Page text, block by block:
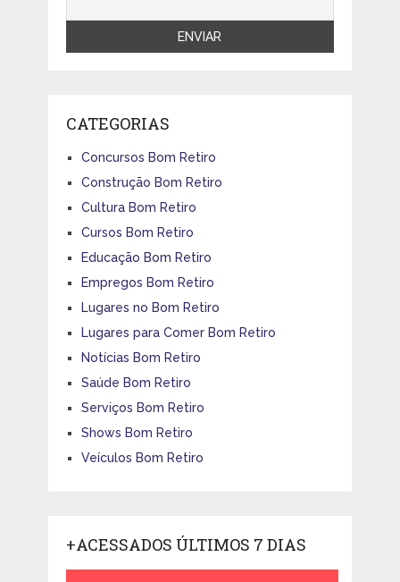
CATEGORIAS
Concursos Bom Retiro
Construção Bom Retiro
Cultura Bom Retiro
Cursos Bom Retiro
Educação Bom Retiro
Empregos Bom Retiro
Lugares no Bom Retiro
Lugares para Comer Bom Retiro
Notícias Bom Retiro
Saúde Bom Retiro
Serviços Bom Retiro
Shows Bom Retiro
Veículos Bom Retiro
+ACESSADOS ÚLTIMOS 7 DIAS